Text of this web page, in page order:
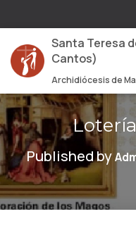
Santa Teresa
Cantos)
Archidiócesis de
Published by